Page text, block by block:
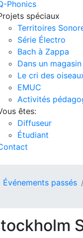
Phonics
spéciaux
Territoires
Série Électro
Bach à Zappa
Dans un magasin
Le cri des
EMUC
Activités
êtes:
Diffuseur
Étudiant
Événements passés